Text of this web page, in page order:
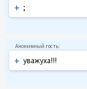
+ ;
+ уважуха!!!